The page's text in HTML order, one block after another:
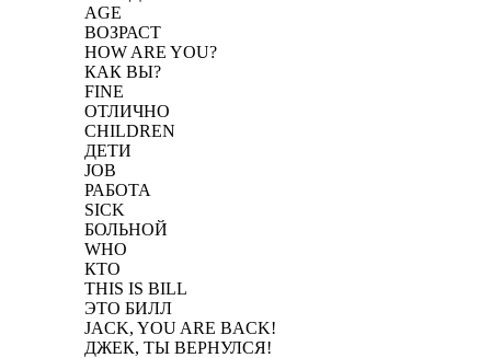
AGE
ВОЗРАСТ
HOW ARE YOU?
КАК ВЫ?
FINE
ОТЛИЧНО
CHILDREN
ДЕТИ
JOB
РАБОТА
SICK
БОЛЬНОЙ
WHO
КТО
THIS IS BILL
ЭТО БИЛЛ
JACK, YOU ARE BACK!
ДЖЕК, ТЫ ВЕРНУЛСЯ!